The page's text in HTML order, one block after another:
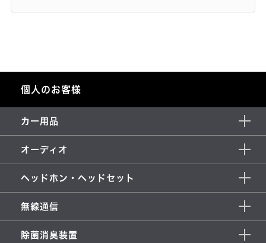
個人のお客様
カー用品
オーディオ
ヘッドホン・ヘッドセット
無線通信
除菌消臭装置